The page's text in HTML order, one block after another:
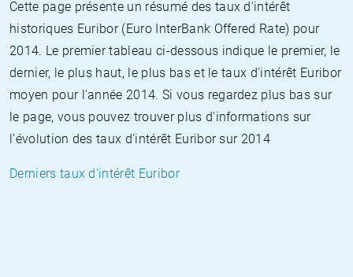
Cette page présente un résumé des taux d'intérêt
historiques Euribor (Euro InterBank Offered Rate) pour
2014. Le premier tableau ci-dessous indique le premier, le
dernier, le plus haut, le plus bas et le taux d'intérêt Euribor
moyen pour l'année 2014. Si vous regardez plus bas sur
le page, vous pouvez trouver plus d'informations sur
l'évolution des taux d'intérêt Euribor sur 2014
Derniers taux d'intérêt Euribor